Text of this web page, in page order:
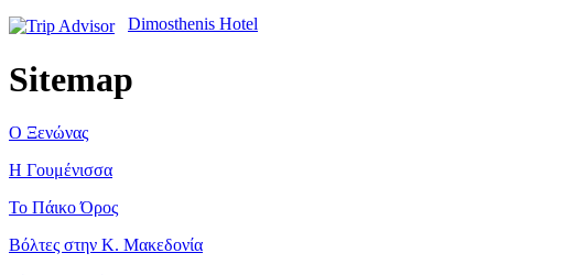
Dimosthenis Hotel
Sitemap
Ο Ξενώνας
Η Γουμένισσα
Το Πάικο Όρος
Βόλτες στην Κ. Μακεδονία